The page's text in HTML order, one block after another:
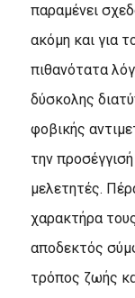
παραμένει
ακόμη και για
πιθανότατα
δύσκολης
φοβικής
την
μελετητές.
χαρακτήρα
αποδεκτός
τρόπος ζωής